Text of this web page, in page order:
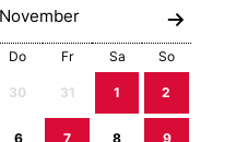
November
Do Fr Sa So
30 31 1 2
6 7 8 9